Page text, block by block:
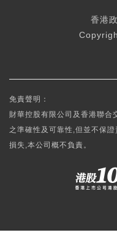
香港
免責聲明：
財華控股有限公司及香港聯合
之準確性及可靠性,但並不保
損失,本公司概不負責。